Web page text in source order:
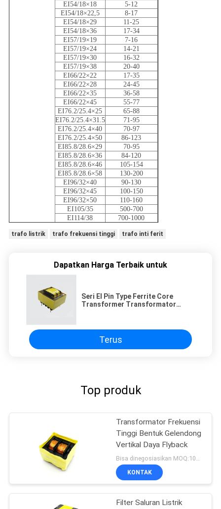
EI54/18×18
5-12
EI54/18×22,5
8-17
EI54/18×29
11-25
EI54/18×36
17-34
EI57/19×19
7-16
EI57/19×24
14-21
EI57/19×30
16-32
EI57/19×38
20-40
EI66/22×22
17-35
EI66/22×28
24-45
EI66/22×35
36-58
EI66/22×45
55-77
EI76.2/25.4×25
65-88
EI76.2/25.4×31.5
71-95
EI76.2/25.4×40
70-97
EI76.2/25.4×50
86-123
EI85.8/28.6×29
70-95
EI85.8/28.6×36
84-120
EI85.8/28.6×46
105-154
EI85.8/28.6×58
130-200
EI96/32×40
90-130
EI96/32×45
100-150
EI96/32×50
110-160
EI105/35
500-700
EI114/38
700-1000
trafo listrik trafo frekuensi tinggi trafo inti ferit
Dapatkan Harga Terbaik untuk
Seri EI Pin Type Ferrite Core
Transformer Transformator
Terus
Top produk
Transformator Frekuensi
Tinggi Bentuk Gelendong
Vertikal Daya Flyback
Bisa dinegosiasikan MOQ:1000 pcs
KONTAK
Filter Saluran Listrik